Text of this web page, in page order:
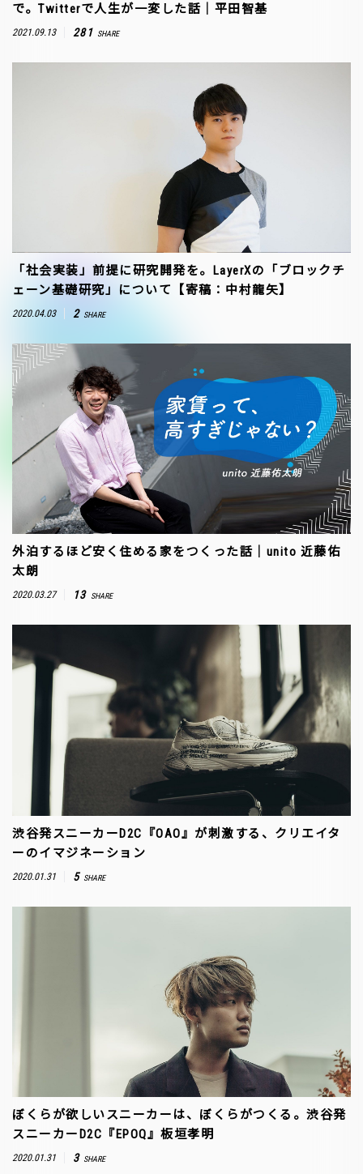
で。Twitterで人生が一変した話｜平田智基
2021.09.13 281 SHARE
「社会実装」前提に研究開発を。LayerXの「ブロックチ
ェーン基礎研究」について【寄稿：中村龍矢】
2020.04.03 2 SHARE
外泊するほど安く住める家をつくった話｜unito 近藤佑
太朗
2020.03.27 13 SHARE
渋谷発スニーカーD2C『OAO』が刺激する、クリエイタ
ーのイマジネーション
2020.01.31 5 SHARE
ぼくらが欲しいスニーカーは、ぼくらがつくる。渋谷発
スニーカーD2C『EPOQ』板垣孝明
2020.01.31 3 SHARE